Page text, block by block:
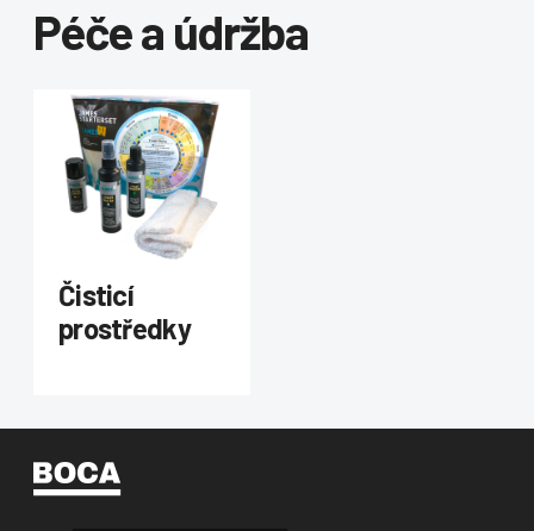
Péče a údržba
Čisticí
prostředky